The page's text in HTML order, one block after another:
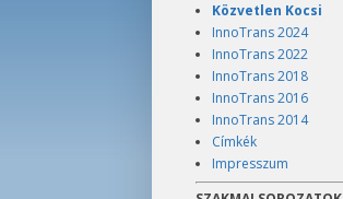
Közvetlen Kocsi
InnoTrans 2024
InnoTrans 2022
InnoTrans 2018
InnoTrans 2016
InnoTrans 2014
Címkék
Impresszum